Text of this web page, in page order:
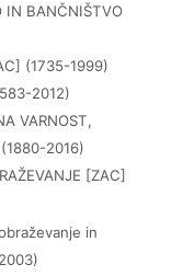
IN BANČNIŠTVO
(1735-1999)
2012)
VARNOST,
2016)
[ZAC]
in